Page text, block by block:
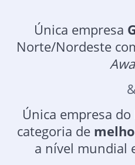
Única empresa
Norte/Nordeste
Única empresa
categoria de
a nível mundial